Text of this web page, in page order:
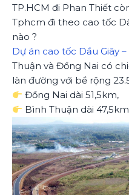
TP.HCM đi Phan Thiết
Tphcm đi theo cao tốc
nào ?
Dự án cao tốc Dầu Giây
Thuận và Đồng Nai có
làn đường với bề rộng
Đồng Nai dài 51,5km,
Bình Thuận dài